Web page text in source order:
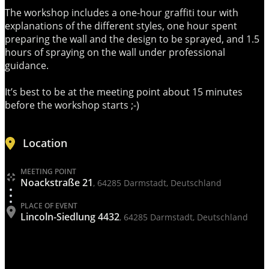
The workshop includes a one-hour graffiti tour with
explanations of the different styles, one hour spent
preparing the wall and the design to be sprayed, and 1.5
hours of spraying on the wall under professional
guidance.
It’s best to be at the meeting point about 15 minutes
before the workshop starts ;-)
Location
MEETING POINT
Noackstraße 21 , 64285 Darmstadt, Deutschland
PLACE OF EVENT
Lincoln-Siedlung 4432, 64285 Darmstadt, Deutschland